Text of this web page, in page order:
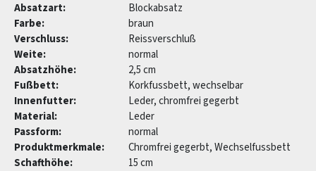
Absatzart:
Blockabsatz
Farbe:
braun
Verschluss:
Reissverschluß
Weite:
normal
Absatzhöhe:
2,5 cm
Fußbett:
Korkfussbett, wechselbar
Innenfutter:
Leder, chromfrei gegerbt
Material:
Leder
Passform:
normal
Produktmerkmale:
Chromfrei gegerbt, Wechselfussbett
Schafthöhe:
15 cm